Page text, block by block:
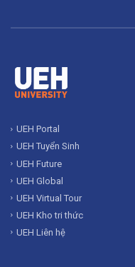
UEH Portal
UEH Tuyển Sinh
UEH Future
UEH Global
UEH Virtual Tour
UEH Kho tri thức
UEH Liên hệ